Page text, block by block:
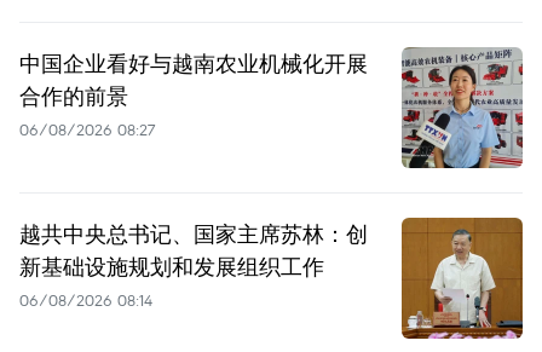
中国企业看好与越南农业机械化开展
合作的前景
06/08/2026 08:27
越共中央总书记、国家主席苏林：创
新基础设施规划和发展组织工作
06/08/2026 08:14